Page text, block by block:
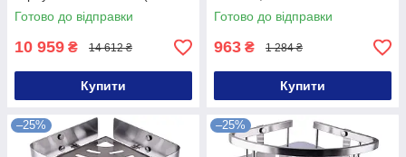
,1650-2050Вт) Купуй Це
Galopom
Готово до відправки
10 959 ₴ 14 612 ₴
Купити
(158*180*69мм)Stainless
Steel SUS304 Купуй Це
Готово до відправки
963 ₴ 1 284 ₴
Купити
–25% –25%